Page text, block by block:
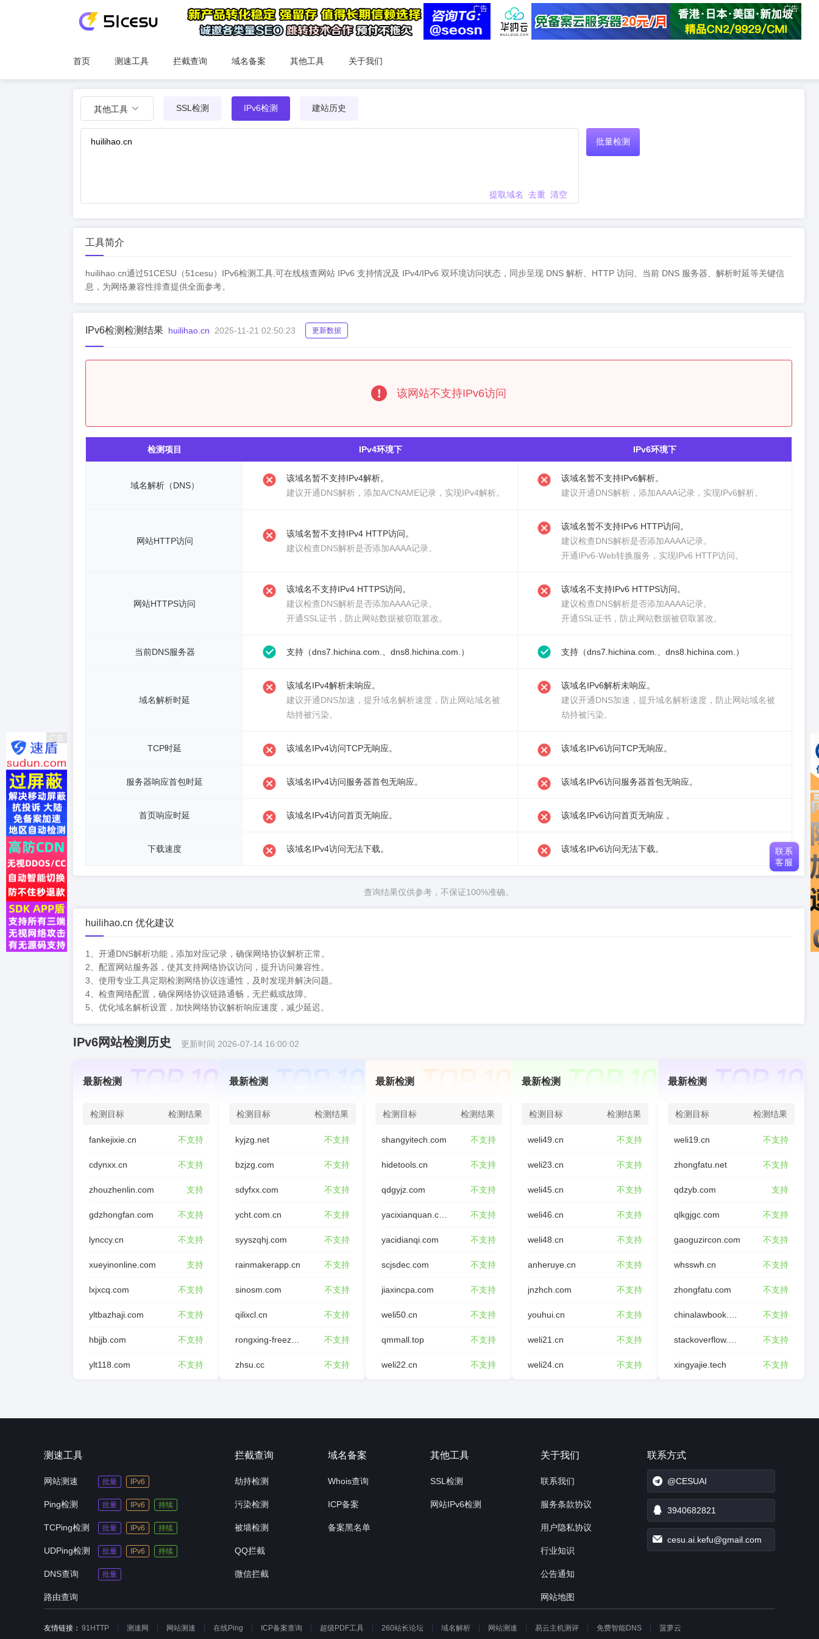
广告 广告
首页 测速工具 拦截查询 域名备案 其他工具 关于我们
其他工具 SSL检测 IPv6检测 建站历史
提取域名 去重 清空
批量检测
工具简介
huilihao.cn通过51CESU（51cesu）IPv6检测工具,可在线核查网站 IPv6 支持情况及 IPv4/IPv6 双环境访问状态，同步呈现 DNS 解析、HTTP 访问、当前 DNS 服务器、解析时延等关键信
息，为网络兼容性排查提供全面参考。
IPv6检测检测结果 huilihao.cn 2025-11-21 02:50:23 更新数据
该网站不支持IPv6访问
检测项目 IPv4环境下 IPv6环境下
域名解析（DNS）
该域名暂不支持IPv4解析。
建议开通DNS解析 ，添加A/CNAME记录，实现IPv4解析。
该域名暂不支持IPv6解析。
建议开通DNS解析 ，添加AAAA记录，实现IPv6解析。
网站HTTP访问
该域名暂不支持IPv4 HTTP访问。
建议检查DNS解析是否添加AAAA记录。
该域名暂不支持IPv6 HTTP访问。
建议检查DNS解析是否添加AAAA记录。
开通IPv6-Web转换服务 ，实现IPv6 HTTP访问。
网站HTTPS访问
该域名不支持IPv4 HTTPS访问。
建议检查DNS解析是否添加AAAA记录。
开通SSL证书 ，防止网站数据被窃取篡改。
该域名不支持IPv6 HTTPS访问。
建议检查DNS解析是否添加AAAA记录。
开通SSL证书 ，防止网站数据被窃取篡改。
当前DNS服务器 支持（dns7.hichina.com.、dns8.hichina.com.） 支持（dns7.hichina.com.、dns8.hichina.com.）
域名解析时延
该域名IPv4解析未响应。
建议开通DNS加速 ，提升域名解析速度，防止网站域名被
劫持被污染。
该域名IPv6解析未响应。
建议开通DNS加速 ，提升域名解析速度，防止网站域名被
劫持被污染。
TCP时延 该域名IPv4访问TCP无响应。 该域名IPv6访问TCP无响应。
服务器响应首包时延 该域名IPv4访问服务器首包无响应。 该域名IPv6访问服务器首包无响应。
首页响应时延 该域名IPv4访问首页无响应。 该域名IPv6访问首页无响应 。
下载速度 该域名IPv4访问无法下载。 该域名IPv6访问无法下载。
查询结果仅供参考，不保证100%准确。
huilihao.cn 优化建议
1、开通DNS解析功能，添加对应记录，确保网络协议解析正常。
2、配置网站服务器，使其支持网络协议访问，提升访问兼容性。
3、使用专业工具定期检测网络协议连通性，及时发现并解决问题。
4、检查网络配置，确保网络协议链路通畅，无拦截或故障。
5、优化域名解析设置，加快网络协议解析响应速度，减少延迟。
IPv6网站检测历史 更新时间 2026-07-14 16:00:02
最新检测
检测目标 检测结果
fankejixie.cn 不支持
cdynxx.cn 不支持
zhouzhenlin.com 支持
gdzhongfan.com 不支持
lynccy.cn 不支持
xueyinonline.com 支持
lxjxcq.com 不支持
yltbazhaji.com 不支持
hbjjb.com 不支持
ylt118.com 不支持
最新检测
检测目标 检测结果
kyjzg.net 不支持
bzjzg.com 不支持
sdyfxx.com 不支持
ycht.com.cn 不支持
syyszqhj.com 不支持
rainmakerapp.cn 不支持
sinosm.com 不支持
qilixcl.cn 不支持
不支持
zhsu.cc 不支持
最新检测
检测目标 检测结果
shangyitech.com 不支持
hidetools.cn 不支持
qdgyjz.com 不支持
不支持
yacidianqi.com 不支持
scjsdec.com 不支持
jiaxincpa.com 不支持
weli50.cn 不支持
qmmall.top 不支持
weli22.cn 不支持
最新检测
检测目标 检测结果
weli49.cn 不支持
weli23.cn 不支持
weli45.cn 不支持
weli46.cn 不支持
weli48.cn 不支持
anheruye.cn 不支持
jnzhch.com 不支持
youhui.cn 不支持
weli21.cn 不支持
weli24.cn 不支持
最新检测
检测目标 检测结果
weli19.cn 不支持
zhongfatu.net 不支持
qdzyb.com 支持
qlkgjgc.com 不支持
gaoguzircon.com 不支持
whsswh.cn 不支持
zhongfatu.com 不支持
不支持
不支持
xingyajie.tech 不支持
广告
测速工具
网站测速 批量 IPv6
Ping检测 批量 IPv6 持续
TCPing检测 批量 IPv6 持续
UDPing检测 批量 IPv6 持续
DNS查询 批量
路由查询
拦截查询
劫持检测
污染检测
被墙检测
QQ拦截
微信拦截
域名备案
Whois查询
ICP备案
备案黑名单
其他工具
SSL检测
网站IPv6检测
关于我们
联系我们
服务条款协议
用户隐私协议
行业知识
公告通知
网站地图
联系方式
@CESUAI
3940682821
cesu.ai.kefu@gmail.com
友情链接： 91HTTP 测速网 网站测速 在线Ping ICP备案查询 超级PDF工具 260站长论坛 域名解析 网站测速 易云主机测评 免费智能DNS 菠萝云
联系
客服